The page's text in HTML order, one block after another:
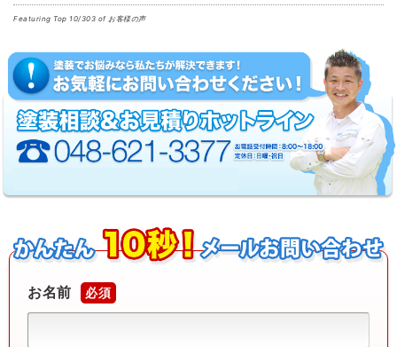
Featuring Top 10/303 of お客様の声
お名前 必須